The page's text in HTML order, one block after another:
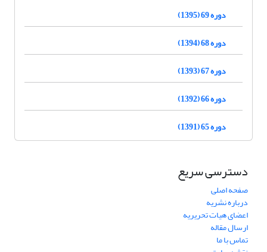
دوره 69 (1395)
دوره 68 (1394)
دوره 67 (1393)
دوره 66 (1392)
دوره 65 (1391)
دسترسی سریع
صفحه اصلی
درباره نشریه
اعضای هیات تحریریه
ارسال مقاله
تماس با ما